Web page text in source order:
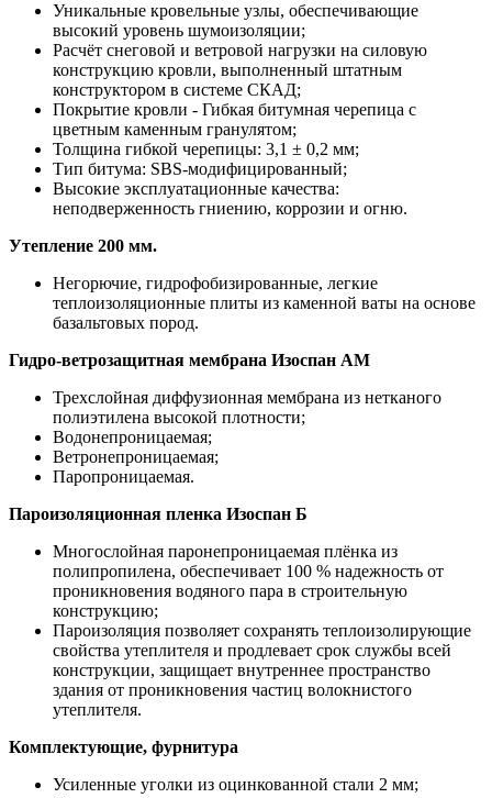
Уникальные кровельные узлы, обеспечивающие
высокий уровень шумоизоляции;
Расчёт снеговой и ветровой нагрузки на силовую
конструкцию кровли, выполненный штатным
конструктором в системе СКАД;
Покрытие кровли - Гибкая битумная черепица с
цветным каменным гранулятом;
Толщина гибкой черепицы: 3,1 ± 0,2 мм;
Тип битума: SBS-модифицированный;
Высокие эксплуатационные качества:
неподверженность гниению, коррозии и огню.
Утепление 200 мм.
Негорючие, гидрофобизированные, легкие
теплоизоляционные плиты из каменной ваты на основе
базальтовых пород.
Гидро-ветрозащитная мембрана Изоспан АМ
Трехслойная диффузионная мембрана из нетканого
полиэтилена высокой плотности;
Водонепроницаемая;
Ветронепроницаемая;
Паропроницаемая.
Пароизоляционная пленка Изоспан Б
Многослойная паронепроницаемая плёнка из
полипропилена, обеспечивает 100 % надежность от
проникновения водяного пара в строительную
конструкцию;
Пароизоляция позволяет сохранять теплоизолирующие
свойства утеплителя и продлевает срок службы всей
конструкции, защищает внутреннее пространство
здания от проникновения частиц волокнистого
утеплителя.
Комплектующие, фурнитура
Усиленные уголки из оцинкованной стали 2 мм;